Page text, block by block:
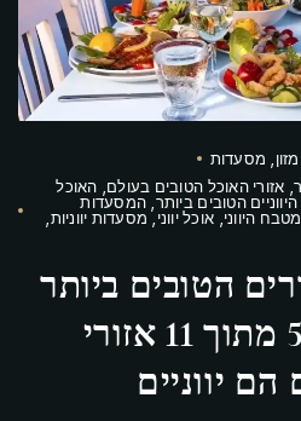
, מסעדות
, אזורי האוכל הטובים בעולם, האוכל
הטובים ביותר, המסעדות
היווני, אוכל יווני, מסעדות יווניות,
50 האזורים הטובים ביותר
בעולם לאוכל - 5 מתוך 11 אזורי
יווניים